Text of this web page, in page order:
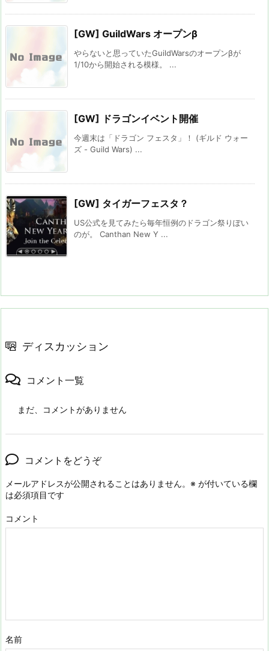
[GW] GuildWars オープンβ
やらないと思っていたGuildWarsのオープンβが
1/10から開始される模様。 ...
[GW] ドラゴンイベント開催
今週末は「ドラゴン フェスタ」！ (ギルド ウォー
ズ - Guild Wars) ...
[GW] タイガーフェスタ？
US公式を見てみたら毎年恒例のドラゴン祭りぽい
のが。 Canthan New Y ...
ディスカッション
コメント一覧
まだ、コメントがありません
コメントをどうぞ
メールアドレスが公開されることはありません。 ※ が付いている欄
は必須項目です
コメント
名前